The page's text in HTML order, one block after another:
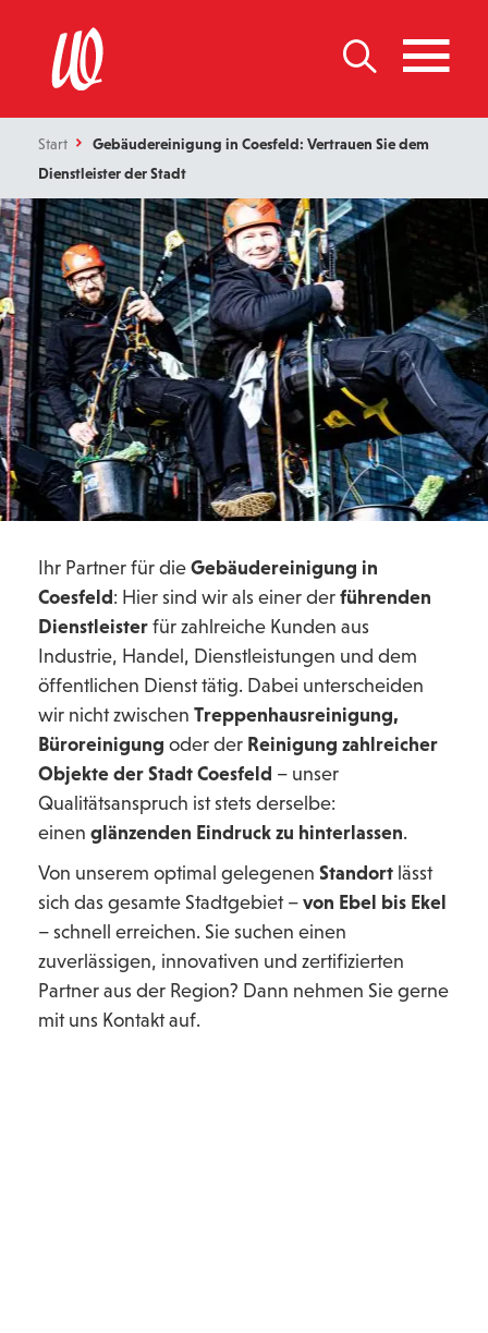
Start
Gebäudereinigung in Coesfeld: Vertrauen Sie dem
Dienstleister der Stadt
Ihr Partner für die Gebäudereinigung in
Coesfeld : Hier sind wir als einer der führenden
Dienstleister für zahlreiche Kunden aus
Industrie, Handel, Dienstleistungen und dem
öffentlichen Dienst tätig. Dabei unterscheiden
wir nicht zwischen Treppenhausreinigung,
Büroreinigung oder der Reinigung zahlreicher
Objekte der Stadt Coesfeld – unser
Qualitätsanspruch ist stets derselbe:
einen glänzenden Eindruck zu hinterlassen.
Von unserem optimal gelegenen Standort lässt
sich das gesamte Stadtgebiet – von Ebel bis Ekel
– schnell erreichen. Sie suchen einen
zuverlässigen, innovativen und zertifizierten
Partner aus der Region? Dann nehmen Sie gerne
mit uns Kontakt auf.